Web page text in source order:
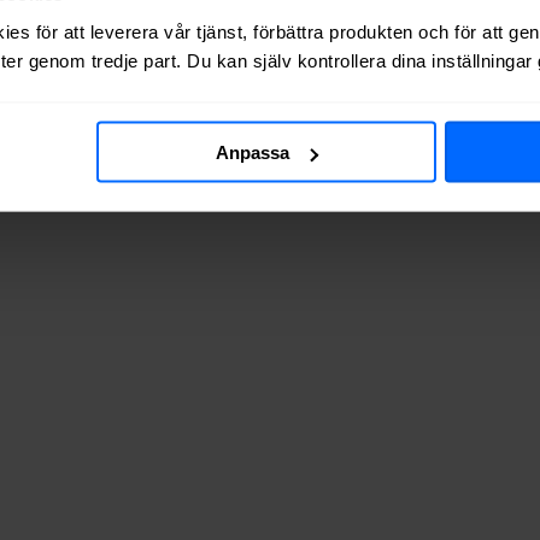
för att leverera vår tjänst, förbättra produkten och för att
genom tredje part. Du kan själv kontrollera dina
Anpassa
kabel-TV (via koaxialkabel) i Tormestorp.
av adresserna vi testat finns de tillgängliga? Tabellen nedan visar